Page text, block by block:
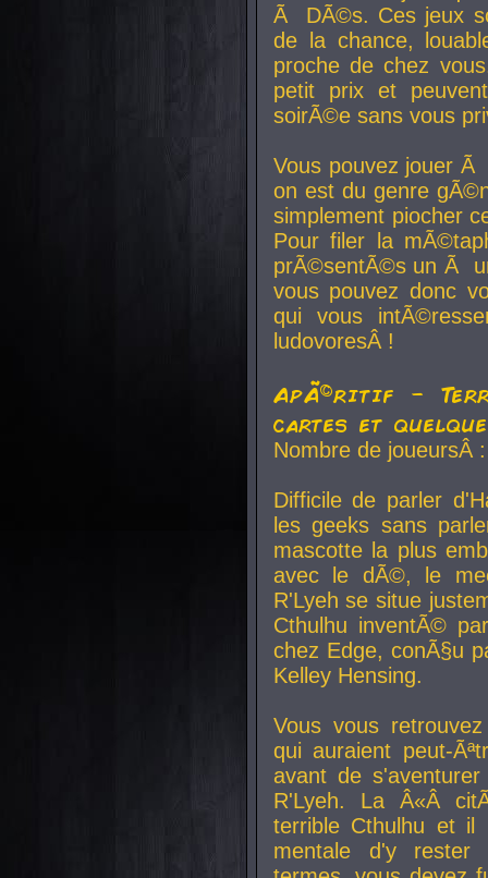
Ã DÃ©s. Ces jeux
de la chance,
proche de chez
petit prix et
soirÃ©e sans vous
Vous pouvez jouer
on est du genre
simplement piocher
Pour filer la
prÃ©sentÃ©s un Ã
vous pouvez donc
qui vous
ludovoresÂ !
ApÃ©ritif -
cartes et
Nombre de
Difficile de parler
les geeks sans
mascotte la plus
avec le dÃ©, le
R'Lyeh se situe
Cthulhu inventÃ©
chez Edge, conÃ§u
Kelley Hensing.
Vous vous
qui auraient peut-
avant de
R'Lyeh. La Â«Â
terrible Cthulhu et
mentale d'y rester